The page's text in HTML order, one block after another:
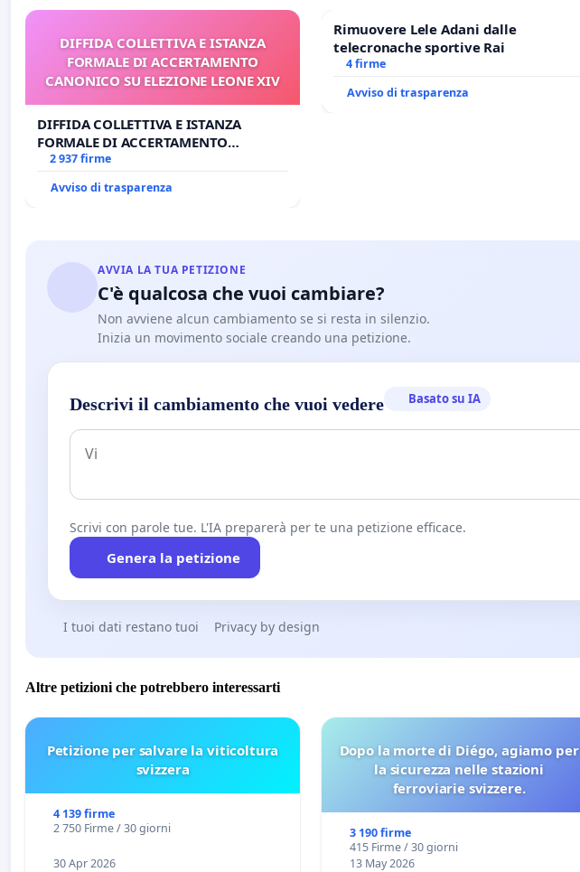
DIFFIDA COLLETTIVA E ISTANZA
FORMALE DI ACCERTAMENTO
CANONICO SU ELEZIONE LEONE XIV
DIFFIDA COLLETTIVA E ISTANZA
FORMALE DI ACCERTAMENTO
CANONICO SU ELEZIONE LEONE XIV
2 937 firme
Avviso di trasparenza
Rimuovere Lele Adani dalle
telecronache sportive Rai
4 firme
Avviso di trasparenza
AVVIA LA TUA PETIZIONE
C'è qualcosa che vuoi cambiare?
Non avviene alcun cambiamento se si resta in silenzio.
Inizia un movimento sociale creando una petizione.
Descrivi il cambiamento che vuoi vedere Basato su IA
Scrivi con parole tue. L'IA preparerà per te una petizione efficace.
Genera la petizione
I tuoi dati restano tuoi Privacy by design
Altre petizioni che potrebbero interessarti
Petizione per salvare la viticoltura
svizzera
4 139 firme
2 750 Firme / 30 giorni
30 Apr 2026
Dopo la morte di Diégo, agiamo per
la sicurezza nelle stazioni
ferroviarie svizzere.
3 190 firme
415 Firme / 30 giorni
13 May 2026